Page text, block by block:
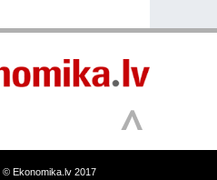
© Ekonomika.lv 2017